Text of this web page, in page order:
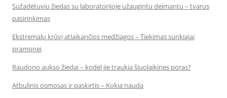
Sužadėtuvių žiedas su laboratorijoje užaugintu deimantu – tvarus
pasirinkimas
Ekstremalų krūvį atlaikančios medžiagos – Tiekimas sunkiajai
pramonei
Raudono aukso žiedai – kodėl jie traukia šiuolaikines poras?
Atbulinis osmosas ir paskirtis – Kokia nauda